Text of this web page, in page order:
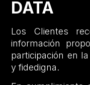
DATA
Los Clientes
información
participación en
y fidedigna.